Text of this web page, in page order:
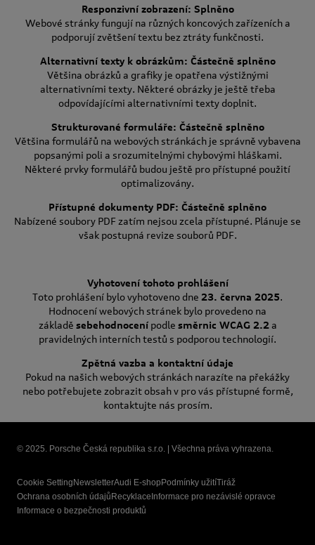
Responzivní zobrazení: Splněno
Webové stránky fungují na různých koncových zařízeních a
podporují zvětšení textu bez ztráty funkčnosti.
Alternativní texty k obrázkům: Částečně splněno
Většina obrázků a grafiky je opatřena výstižnými
alternativními texty. Některé obrázky je ještě třeba
odpovídajícími alternativními texty doplnit.
Strukturované formuláře: Částečně splněno
Většina formulářů na webových stránkách je správně vybavena
popsanými poli a srozumitelnými chybovými hláškami.
Některé prvky formulářů budou ještě pro přístupné použití
optimalizovány.
Přístupné dokumenty PDF: Částečně splněno
Nabízené soubory PDF zatím nejsou zcela přístupné. Plánuje se
však postupná revize souborů PDF.
Vyhotovení tohoto prohlášení
Toto prohlášení bylo vyhotoveno dne 23. června 2025.
Hodnocení webových stránek bylo provedeno na
základě sebehodnocenípodle směrnic WCAG 2.2a
pravidelných interních testů s podporou technologií.
Zpětná vazba a kontaktní údaje
Pokud na našich webových stránkách narazíte na překážky
nebo potřebujete zobrazit obsah v pro vás přístupné formě,
kontaktujte nás prosím.
© 2025. Porsche Česká republika s.r.o. | Všechna práva vyhrazena.
Cookie Setting NewsletterAudi E-shop Podmínky užitíTiráž
Ochrana osobních údajů Recyklace Informace pro nezávislé opravce
Informace o bezpečnosti produktů